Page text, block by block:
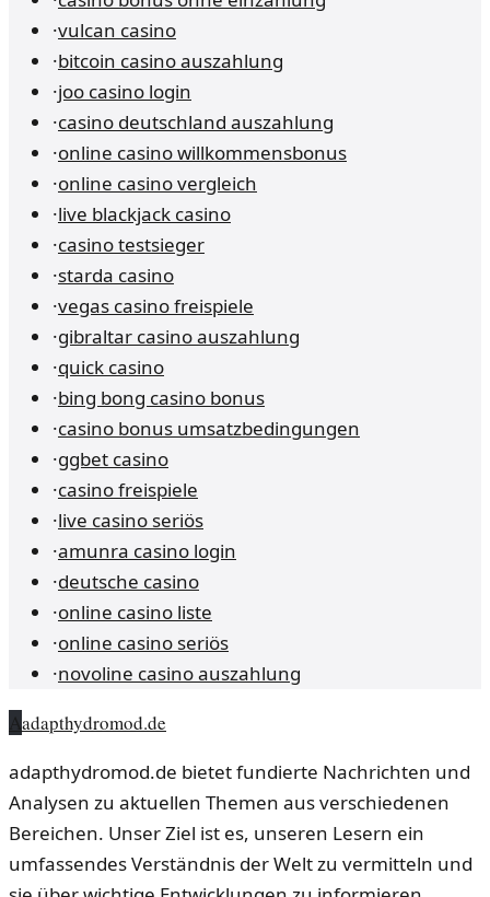
·vulcan casino
·bitcoin casino auszahlung
·joo casino login
·casino deutschland auszahlung
·online casino willkommensbonus
·online casino vergleich
·live blackjack casino
·casino testsieger
·starda casino
·vegas casino freispiele
·gibraltar casino auszahlung
·quick casino
·bing bong casino bonus
·casino bonus umsatzbedingungen
·ggbet casino
·casino freispiele
·live casino seriös
·amunra casino login
·deutsche casino
·online casino liste
·online casino seriös
·novoline casino auszahlung
Aadapthydromod.de
adapthydromod.de bietet fundierte Nachrichten und
Analysen zu aktuellen Themen aus verschiedenen
Bereichen. Unser Ziel ist es, unseren Lesern ein
umfassendes Verständnis der Welt zu vermitteln und